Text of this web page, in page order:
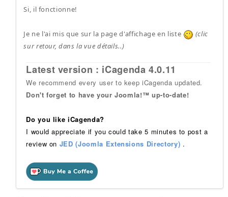
Si, il fonctionne!
Je ne l'ai mis que sur la page d'affichage en liste
(clic
sur retour, dans la vue détails..)
Latest version : iCagenda 4.0.11
We recommend every user to keep iCagenda updated.
Don't forget to have your Joomla!™ up-to-date!
Do you like iCagenda?
I would appreciate if you could take 5 minutes to post a
review on JED (Joomla Extensions Directory) .